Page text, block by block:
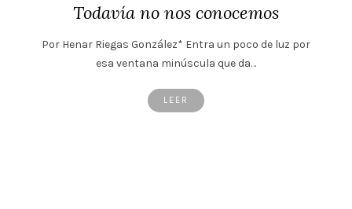
Todavía no nos conocemos
Por Henar Riegas González* Entra un poco de luz por
esa ventana minúscula que da…
LEER